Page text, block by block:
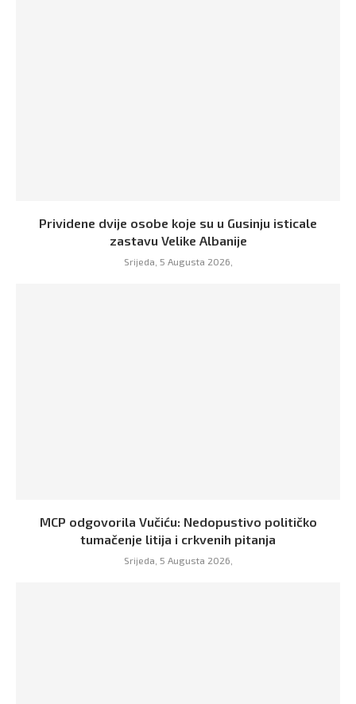
Prividene dvije osobe koje su u Gusinju isticale
zastavu Velike Albanije
Srijeda, 5 Augusta 2026,
MCP odgovorila Vučiću: Nedopustivo političko
tumačenje litija i crkvenih pitanja
Srijeda, 5 Augusta 2026,